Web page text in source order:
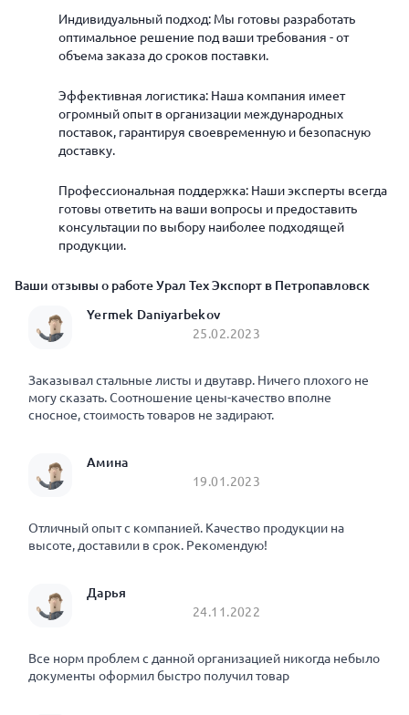
Индивидуальный подход: Мы готовы разработать
оптимальное решение под ваши требования - от
объема заказа до сроков поставки.
Эффективная логистика: Наша компания имеет
огромный опыт в организации международных
поставок, гарантируя своевременную и безопасную
доставку.
Профессиональная поддержка: Наши эксперты всегда
готовы ответить на ваши вопросы и предоставить
консультации по выбору наиболее подходящей
продукции.
Ваши отзывы о работе Урал Тех Экспорт в Петропавловск
Yermek Daniyarbekov
25.02.2023
Заказывал стальные листы и двутавр. Ничего плохого не
могу сказать. Соотношение цены-качество вполне
сносное, стоимость товаров не задирают.
Амина
19.01.2023
Отличный опыт с компанией. Качество продукции на
высоте, доставили в срок. Рекомендую!
Дарья
24.11.2022
Все норм проблем с данной организацией никогда небыло
документы оформил быстро получил товар